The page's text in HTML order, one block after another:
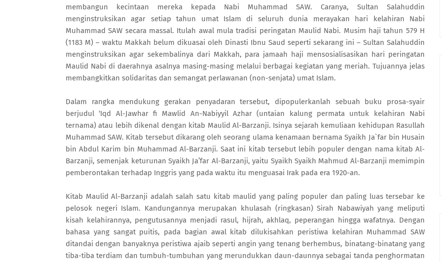
membangun kecintaan mereka kepada Nabi Muhammad SAW. Caranya, Sultan Salahuddin
menginstruksikan agar setiap tahun umat Islam di seluruh dunia merayakan hari kelahiran Nabi
Muhammad SAW secara massal. Itulah awal mula tradisi peringatan Maulid Nabi. Musim haji tahun 579 H
(1183 M) – waktu Makkah belum dikuasai oleh Dinasti Ibnu Saud seperti sekarang ini – Sultan Salahuddin
menginstruksikan agar sekembalinya dari Makkah, para jamaah haji mensosialisasikan hari peringatan
Maulid Nabi di daerahnya asalnya masing-masing melalui berbagai kegiatan yang meriah. Tujuannya jelas
membangkitkan solidaritas dan semangat perlawanan (non-senjata) umat Islam.
Dalam rangka mendukung gerakan penyadaran tersebut, dipopulerkanlah sebuah buku prosa-syair
berjudul ‘Iqd Al-Jawhar fi Mawlid An-Nabiyyil Azhar (untaian kalung permata untuk kelahiran Nabi
ternama) atau lebih dikenal dengan kitab Maulid Al-Barzanji. Isinya sejarah kemuliaan kehidupan Rasullah
Muhammad SAW. Kitab tersebut dikarang oleh seorang ulama kenamaan bernama Syaikh Ja`far bin Husain
bin Abdul Karim bin Muhammad Al-Barzanji. Saat ini kitab tersebut lebih populer dengan nama kitab Al-
Barzanji, semenjak keturunan Syaikh Ja’far Al-Barzanji, yaitu Syaikh Syaikh Mahmud Al-Barzanji memimpin
pemberontakan terhadap Inggris yang pada waktu itu menguasai Irak pada era 1920-an.
Kitab Maulid Al-Barzanji adalah salah satu kitab maulid yang paling populer dan paling luas tersebar ke
pelosok negeri Islam. Kandungannya merupakan khulasah (ringkasan) Sirah Nabawiyah yang meliputi
kisah kelahirannya, pengutusannya menjadi rasul, hijrah, akhlaq, peperangan hingga wafatnya. Dengan
bahasa yang sangat puitis, pada bagian awal kitab dilukisahkan peristiwa kelahiran Muhammad SAW
ditandai dengan banyaknya peristiwa ajaib seperti angin yang tenang berhembus, binatang-binatang yang
tiba-tiba terdiam dan tumbuh-tumbuhan yang merundukkan daun-daunnya sebagai tanda penghormatan